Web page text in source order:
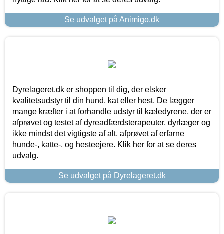
Se udvalget på Animigo.dk
Dyrelageret.dk er shoppen til dig, der elsker
kvalitetsudstyr til din hund, kat eller hest. De lægger
mange kræfter i at forhandle udstyr til kæledyrene, der er
afprøvet og testet af dyreadfærdsterapeuter, dyrlæger og
ikke mindst det vigtigste af alt, afprøvet af erfarne
hunde-, katte-, og hesteejere. Klik her for at se deres
udvalg.
Se udvalget på Dyrelageret.dk